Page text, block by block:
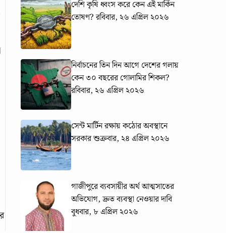
দেশি কৃষি ধ্বংস করে কেন এই মার্কিন
তোষণ? রবিবার, ২৬ এপ্রিল ২০২৬
নির্বাচনের তিন দিন আগে দেশের গলায়
কেন ৩০ বছরের গোলামির শিকল?
রবিবার, ২৬ এপ্রিল ২০২৬
সেন্ট মার্টিন রক্ষায় কঠোর অবস্থানে
সরকারশুক্রবার, ২৪ এপ্রিল ২০২৬
গাজীপুরে ব্যবসায়ীর অর্থ আত্মসাতের
অভিযোগ, দ্রুত ব্যবস্থা নেওয়ার দাবি
বুধবার, ৮ এপ্রিল ২০২৬